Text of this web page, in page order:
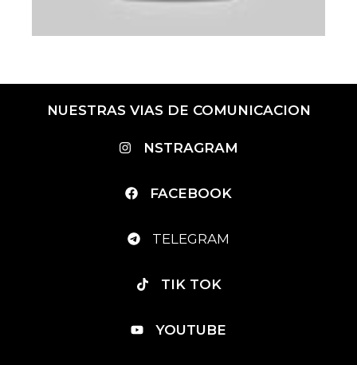
NUESTRAS VIAS DE COMUNICACION
NSTRAGRAM
FACEBOOK
TELEGRAM
TIK TOK
YOUTUBE